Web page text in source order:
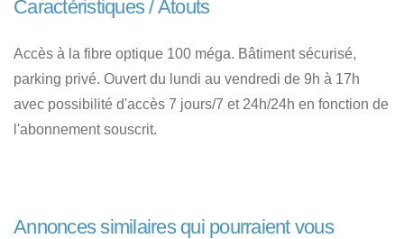
Caractéristiques / Atouts
Accès à la fibre optique 100 méga. Bâtiment sécurisé,
parking privé. Ouvert du lundi au vendredi de 9h à 17h
avec possibilité d'accès 7 jours/7 et 24h/24h en fonction de
l'abonnement souscrit.
Annonces similaires qui pourraient vous